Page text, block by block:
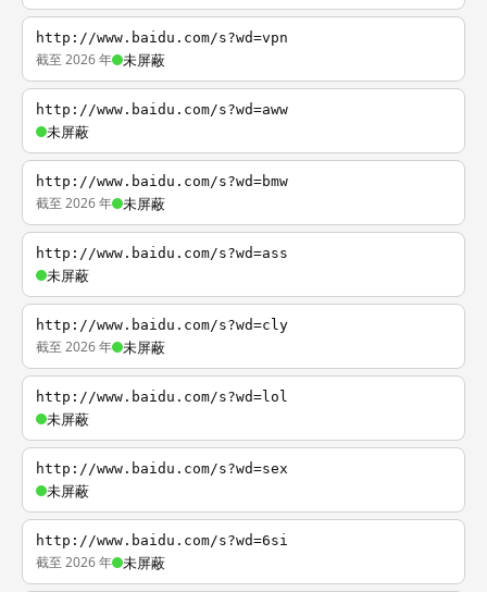
http://www.baidu.com/s?wd=vpn
截至 2026 年 未屏蔽
http://www.baidu.com/s?wd=aww
未屏蔽
http://www.baidu.com/s?wd=bmw
截至 2026 年 未屏蔽
http://www.baidu.com/s?wd=ass
未屏蔽
http://www.baidu.com/s?wd=cly
截至 2026 年 未屏蔽
http://www.baidu.com/s?wd=lol
未屏蔽
http://www.baidu.com/s?wd=sex
未屏蔽
http://www.baidu.com/s?wd=6si
截至 2026 年 未屏蔽